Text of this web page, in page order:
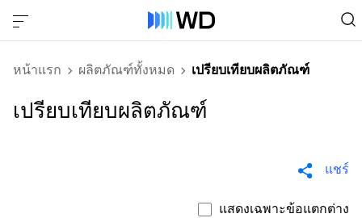
หน้าแรก ผลิตภัณฑ์ทั้งหมด เปรียบเทียบผลิตภัณฑ์
เปรียบเทียบผลิตภัณฑ์
แชร์
แสดงเฉพาะข้อแตกต่าง